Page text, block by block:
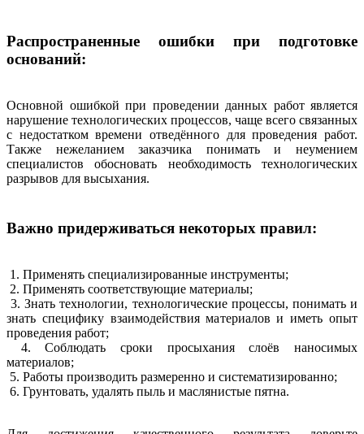
Распространенные ошибки при подготовке
оснований:
Основной ошибкой при проведении данных работ является
нарушение технологических процессов, чаще всего связанных
с недостатком времени отведённого для проведения работ.
Также нежеланием заказчика понимать и неумением
специалистов обосновать необходимость технологических
разрывов для высыхания.
Важно придерживаться некоторых правил:
1. Применять специализированные инструменты;
2. Применять соответствующие материалы;
3. Знать технологии, технологические процессы, понимать и
знать специфику взаимодействия материалов и иметь опыт
проведения работ;
4. Соблюдать сроки просыхания слоёв наносимых
материалов;
5. Работы производить размеренно и систематизированно;
6. Грунтовать, удалять пыль и маслянистые пятна.